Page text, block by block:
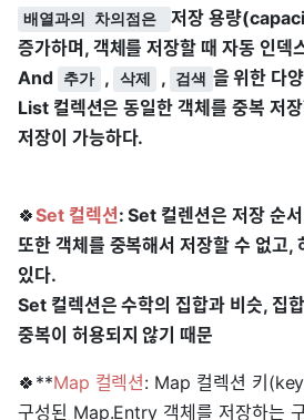
배열과의 차의점은
저장 용량
증가하며, 객체를 저장할 때 자동 인덱
And 추가 , 삭제 , 검색 을 위한 다
List 컬렉션은 동일한 객체를 중복 저
저장이 가능하다.
🍀Set 컬렉션: Set 컬렌션은 저장 순서
또한 객체를 중복해서 저장할 수 없고,
있다.
Set 컬렉션은 수학의 집합과 비슷, 집
중복이 허용되지 않기 때문
🍀**Map 컬렉션: Map 컬렉션 키
구성된 Map.Entry 객체를 저장하는